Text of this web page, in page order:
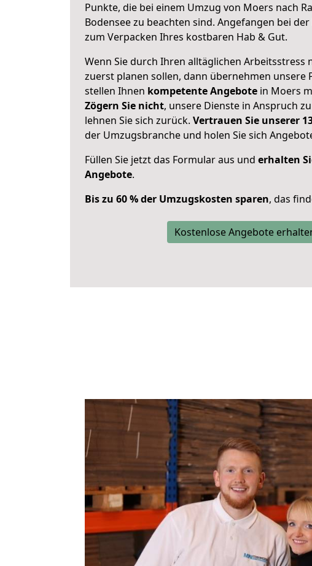
Punkte, die bei einem Umzug von Moers nach
Bodensee zu beachten sind. Angefangen bei
zum Verpacken Ihres kostbaren Hab & Gut.
Wenn Sie durch Ihren alltäglichen Arbeitsstress
zuerst planen sollen, dann übernehmen unsere
stellen Ihnen kompetente Angebote in Moers
Zögern Sie nicht, unsere Dienste in Anspruch
lehnen Sie sich zurück. Vertrauen Sie unserer
der Umzugsbranche und holen Sie sich
Füllen Sie jetzt das Formular aus und erhalten
Angebote.
Bis zu 60 % der Umzugskosten sparen, das
Kostenlose Angebote